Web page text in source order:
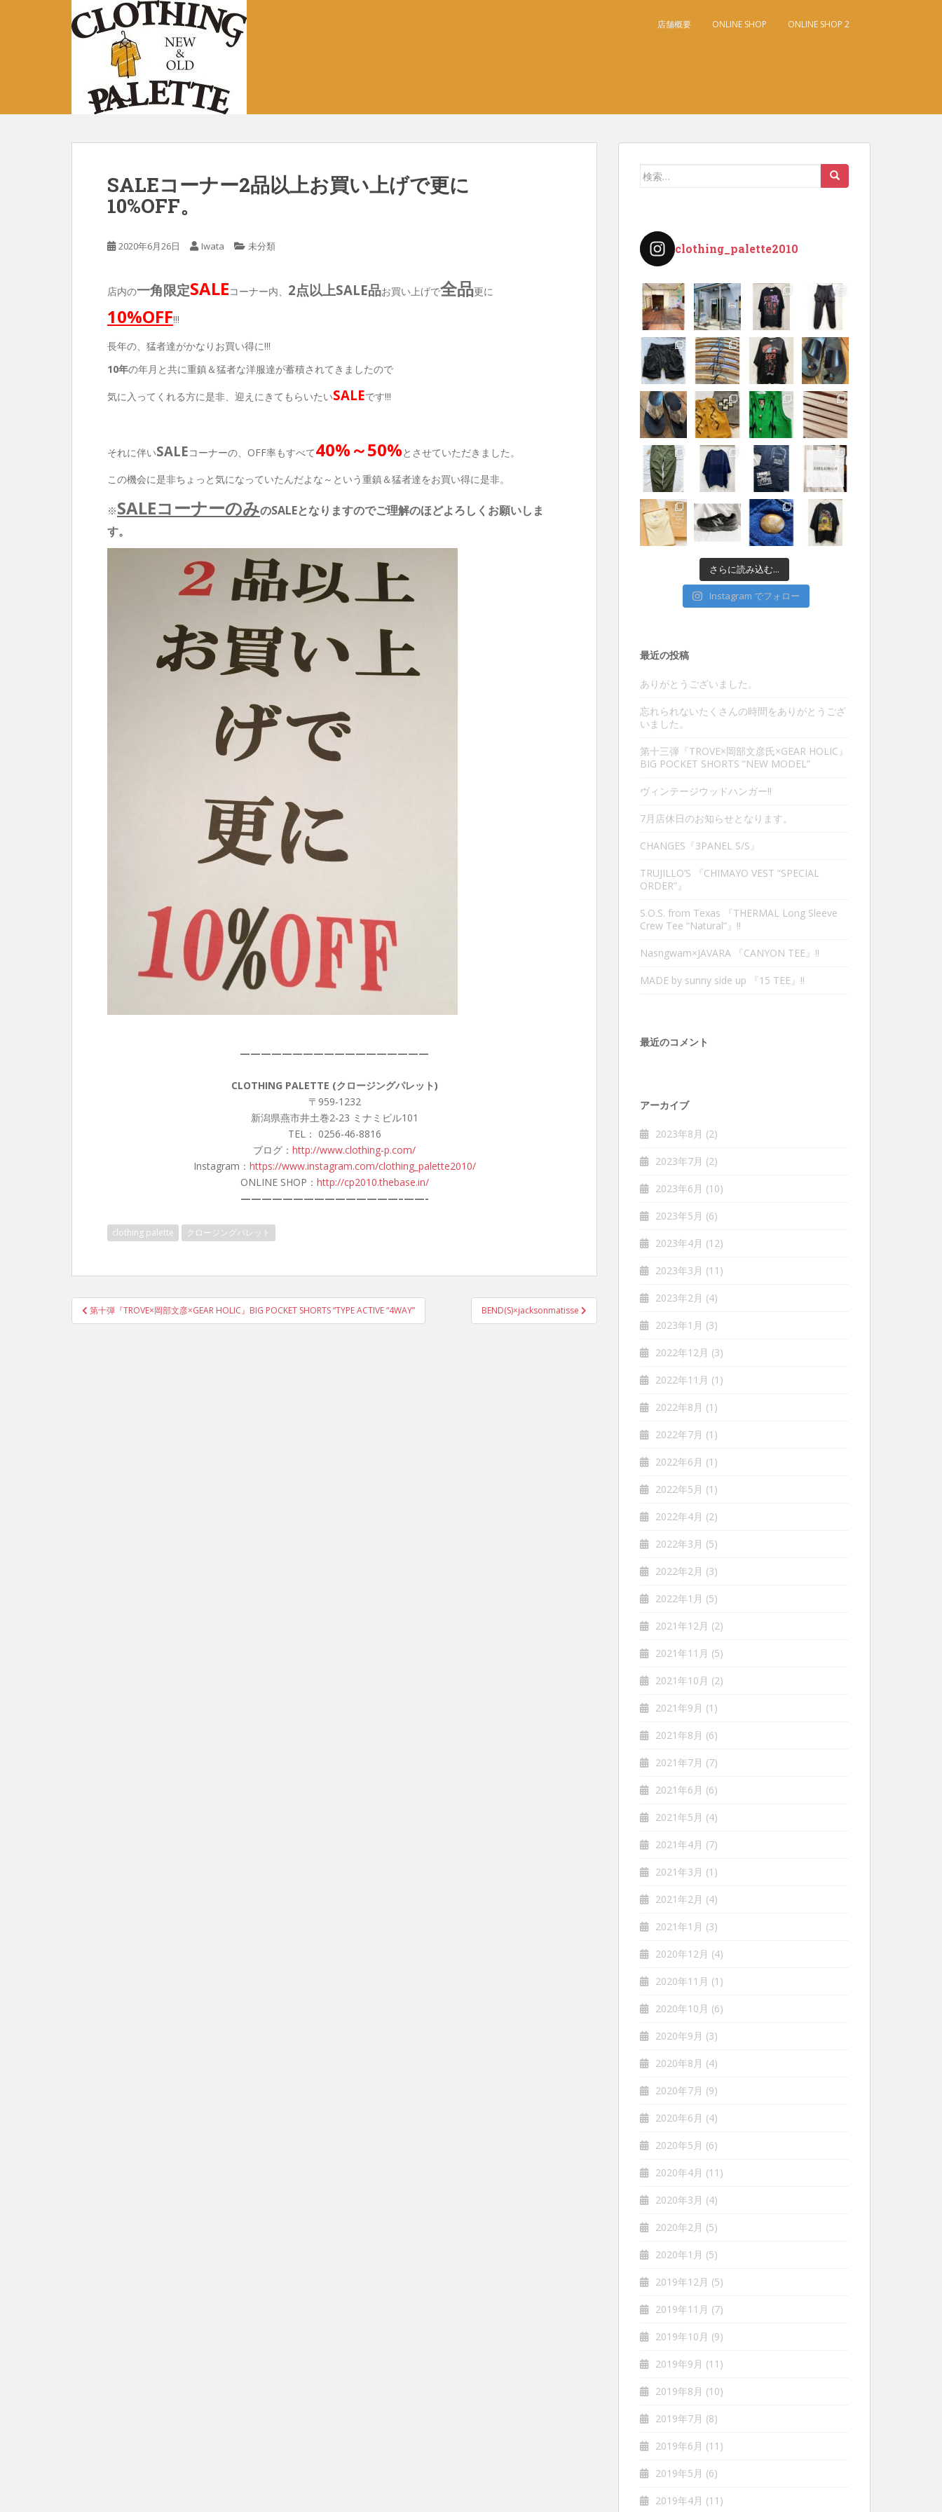
店舗概要 ONLINE SHOP ONLINE SHOP 2
SALEコーナー2品以上お買い上げで更に
10%OFF。
2020年6月26日 Iwata 未分類
店内の一角限定SALEコーナー内、 2点以上SALE品お買い上げで全品更に
10%OFF!!!
長年の、猛者達がかなりお買い得に!!!
10年の年月と共に重鎮＆猛者な洋服達が蓄積されてきましたので
気に入ってくれる方に是非、迎えにきてもらいたいSALEです!!!
それに伴いSALEコーナーの、OFF率もすべて40%～50%とさせていただきました。
この機会に是非ちょっと気になっていたんだよな～という重鎮＆猛者達をお買い得に是非。
※SALEコーナーのみのSALEとなりますのでご理解のほどよろしくお願いしま
す。
——————————————————
CLOTHING PALETTE (クロージングパレット)
〒959-1232
新潟県燕市井土巻2-23 ミナミビル101
TEL： 0256-46-8816
ブログ： http://www.clothing-p.com/
Instagram： https://www.instagram.com/clothing_palette2010/
ONLINE SHOP： http://cp2010.thebase.in/
———————————————–——-
clothing palette クロージングパレット
投
稿
第十弾『TROVE×岡部文彦×GEAR HOLIC』BIG POCKET SHORTS “TYPE ACTIVE “4WAY” BEND(S)×jacksonmatisse
検
clothing_palette2010
さらに読み込む...
Instagram でフォロー
最近の投稿
ありがとうございました。
忘れられないたくさんの時間をありがとうござ
いました。
第十三弾『TROVE×岡部文彦氏×GEAR HOLIC』
BIG POCKET SHORTS “NEW MODEL”
ヴィンテージウッドハンガー‼︎
7月店休日のお知らせとなります。
CHANGES『3PANEL S/S』
TRUJILLO’S 『CHIMAYO VEST “SPECIAL
ORDER”』
S.O.S. from Texas 『THERMAL Long Sleeve
Crew Tee “Natural”』‼︎
Nasngwam×JAVARA 『CANYON TEE』‼︎
MADE by sunny side up 『15 TEE』‼︎
最近のコメント
アーカイブ
2023年8月 (2)
2023年7月 (2)
2023年6月 (10)
2023年5月 (6)
2023年4月 (12)
2023年3月 (11)
2023年2月 (4)
2023年1月 (3)
2022年12月 (3)
2022年11月 (1)
2022年8月 (1)
2022年7月 (1)
2022年6月 (1)
2022年5月 (1)
2022年4月 (2)
2022年3月 (5)
2022年2月 (3)
2022年1月 (5)
2021年12月 (2)
2021年11月 (5)
2021年10月 (2)
2021年9月 (1)
2021年8月 (6)
2021年7月 (7)
2021年6月 (6)
2021年5月 (4)
2021年4月 (7)
2021年3月 (1)
2021年2月 (4)
2021年1月 (3)
2020年12月 (4)
2020年11月 (1)
2020年10月 (6)
2020年9月 (3)
2020年8月 (4)
2020年7月 (9)
2020年6月 (4)
2020年5月 (6)
2020年4月 (11)
2020年3月 (4)
2020年2月 (5)
2020年1月 (5)
2019年12月 (5)
2019年11月 (7)
2019年10月 (9)
2019年9月 (11)
2019年8月 (10)
2019年7月 (8)
2019年6月 (11)
2019年5月 (6)
2019年4月 (11)